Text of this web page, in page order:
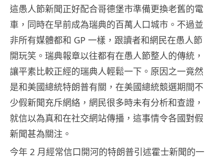
這愚人節新聞正好配合哥德堡市準備更換老舊的電
車，同時在早前成為瑞典的百萬人口城市。不過並
非所有媒體都和 GP 一樣，跟讀者和網民在愚人節
開玩笑。瑞典報章以往都有在愚人節整人的傳統，
讓平素比較正經的瑞典人輕鬆一下。原因之一竟然
是和美國總統特朗普有關，在美國總統競選期間不
少假新聞充斥網絡，網民很多時未有分析和查證，
就信以為真和在社交網站傳播，這事情令各國對假
新聞甚為關注。
今年 2 月經常信口開河的特朗普引述霍士新聞的一